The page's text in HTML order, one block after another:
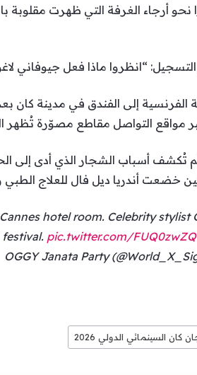
نحو أرجاء الغرفة التي ظهرت
“انظروا ماذا فعل جيوفاني
الفرنسية إلى الفندق في مدينة
التواصل مقاطع مصوّرة تُظهر
تُكشف أسباب الشجار الذي أدى إلى
خضعت أندريا ديل فال للعلاج الطبي
hotel room. Celebrity stylist
pic.twitter.com/
كان السينمائي الدولي 2026